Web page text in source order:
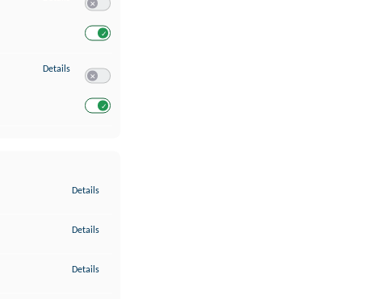
Details zu Entwicklung und Verbesserung der Angebote
Details
Details
Details